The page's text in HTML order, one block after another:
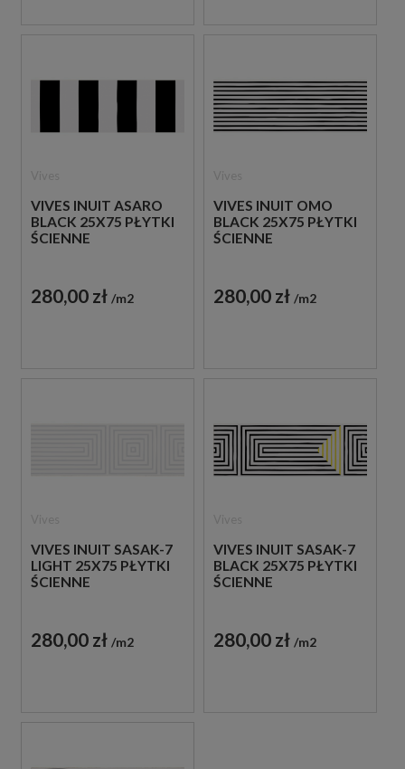
VIVES INUIT ASARO
BLACK 25X75 PŁYTKI
ŚCIENNE
280,00 zł m2
VIVES INUIT OMO
BLACK 25X75 PŁYTKI
ŚCIENNE
280,00 zł m2
VIVES INUIT SASAK-7
LIGHT 25X75 PŁYTKI
ŚCIENNE
280,00 zł m2
VIVES INUIT SASAK-7
BLACK 25X75 PŁYTKI
ŚCIENNE
280,00 zł m2